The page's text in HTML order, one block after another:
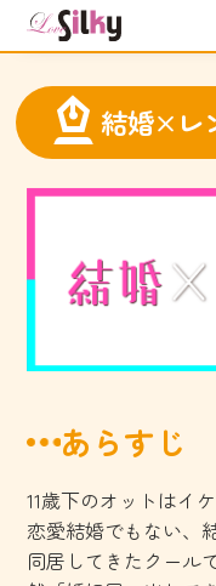
結婚×レ
あらすじ
11歳下のオットはイ
恋愛結婚でもない、
同居してきたクール